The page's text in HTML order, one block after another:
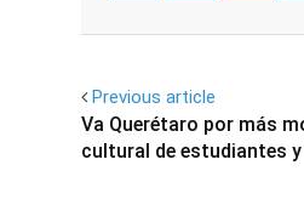
Previous article
Va Querétaro por más
cultural de estudiantes